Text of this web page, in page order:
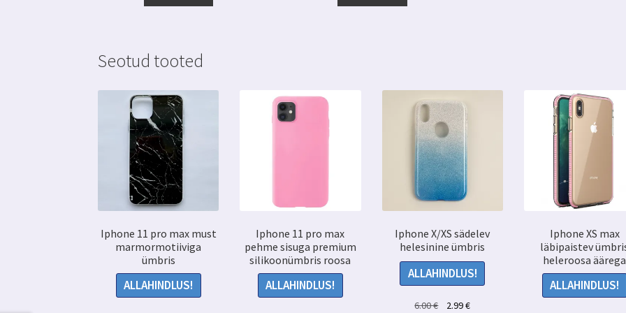
10.99 €.9.99 €.
19.99 €. 14.99 €.
Seotud tooted
Iphone 11 pro max must
marmormotiiviga
ümbris
ALLAHINDLUS!
Iphone 11 pro max
pehme sisuga premium
silikoonümbris roosa
ALLAHINDLUS!
Iphone X/XS sädelev
helesinine ümbris
ALLAHINDLUS!
6.00€
Algne
2.99€Praegune
Iphone XS max
läbipaistev
heleroosa äärega
ALLAHINDLUS!